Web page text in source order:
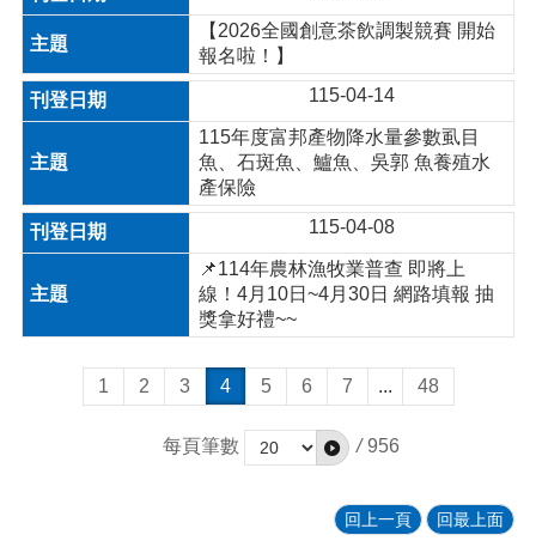
【2026全國創意茶飲調製競賽 開始
報名啦！】
115-04-14
115年度富邦產物降水量參數虱目
魚、石斑魚、鱸魚、吳郭 魚養殖水
產保險
115-04-08
📌114年農林漁牧業普查 即將上
線！4月10日~4月30日 網路填報 抽
獎拿好禮~~
1 2 3 4 5 6 7 ... 48
每頁筆數 / 956
回上一頁 回最上面